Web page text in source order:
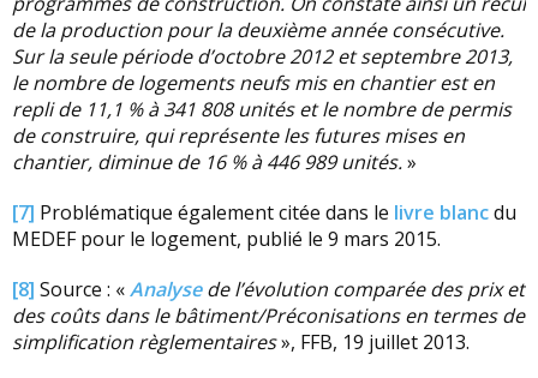
de la production pour la deuxième année consécutive.
Sur la seule période d’octobre 2012 et septembre 2013,
le nombre de logements neufs mis en chantier est en
repli de 11,1 % à 341 808 unités et le nombre de permis
de construire, qui représente les futures mises en
chantier, diminue de 16 % à 446 989 unités.»
[7] Problématique également citée dans le livre blancdu
MEDEF pour le logement, publié le 9 mars 2015.
[8] Source : «Analysede l’évolution comparée des prix et
des coûts dans le bâtiment/Préconisations en termes de
simplification règlementaires», FFB, 19 juillet 2013.